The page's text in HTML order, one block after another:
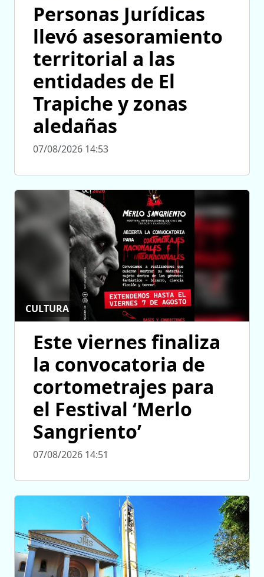
Personas Jurídicas
llevó asesoramiento
territorial a las
entidades de El
Trapiche y zonas
aledañas
07/08/2026 14:53
CULTURA
Este viernes finaliza
la convocatoria de
cortometrajes para
el Festival ‘Merlo
Sangriento’
07/08/2026 14:51